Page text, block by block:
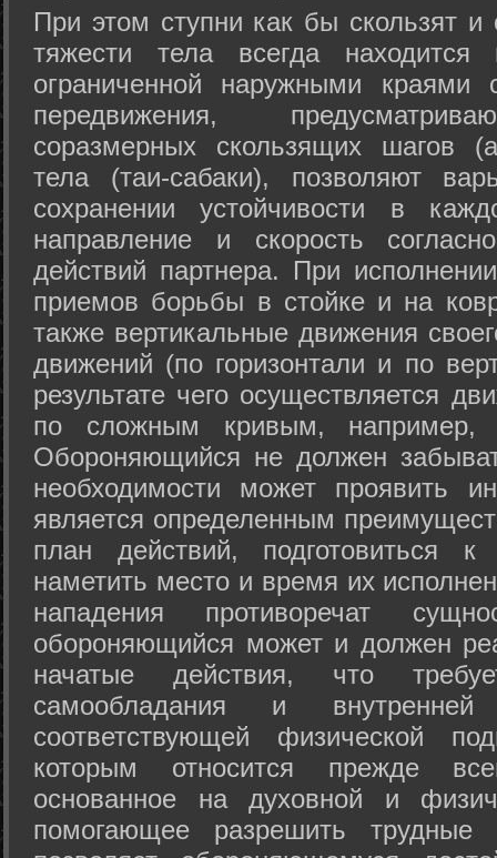
При этом ступни как бы скользят
тяжести тела всегда
ограниченной наружными краями
передвижения,
соразмерных скользящих шагов
тела (таи-сабаки), позволяют
сохранении устойчивости в
направление и скорость
действий партнера. При
приемов борьбы в стойке и на
также вертикальные движения
движений (по горизонтали и по
результате чего осуществляется
по сложным кривым, например,
Обороняющийся не должен
необходимости может проявить
является определенным
план действий, подготовиться
наметить место и время их
нападения противоречат
обороняющийся может и должен
начатые действия, что
самообладания и
соответствующей физической
которым относится прежде
основанное на духовной и
помогающее разрешить